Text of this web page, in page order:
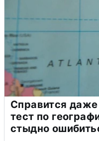
Справится
тест по
стыдно